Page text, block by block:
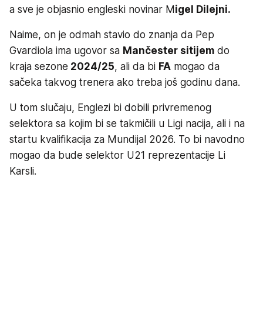
a sve je objasnio engleski novinar Migel Dilejni.
Naime, on je odmah stavio do znanja da Pep
Gvardiola ima ugovor sa Mančester sitijem do
kraja sezone 2024/25, ali da bi FA mogao da
sačeka takvog trenera ako treba još godinu dana.
U tom slučaju, Englezi bi dobili privremenog
selektora sa kojim bi se takmičili u Ligi nacija, ali i na
startu kvalifikacija za Mundijal 2026. To bi navodno
mogao da bude selektor U21 reprezentacije Li
Karsli.